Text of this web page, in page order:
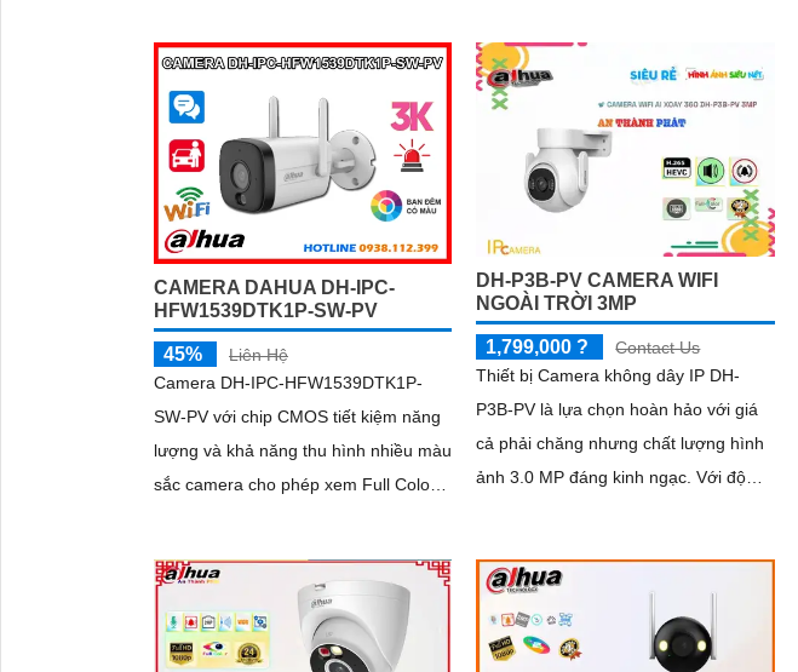
âm camera để giám sát và bảo vệ tài
sản của mình giá rẻ phù hợp cho mọi
gia đình.
CAMERA DAHUA DH-IPC-
HFW1539DTK1P-SW-PV
45%
Liên Hệ
Camera DH-IPC-HFW1539DTK1P-
SW-PV với chip CMOS tiết kiệm năng
lượng và khả năng thu hình nhiều màu
sắc camera cho phép xem Full Color
đàm thoại 2 chiều
DH-P3B-PV CAMERA WIFI
NGOÀI TRỜI 3MP
1,799,000 ?
Contact Us
Thiết bị Camera không dây IP DH-
P3B-PV là lựa chọn hoàn hảo với giá
cả phải chăng nhưng chất lượng hình
ảnh 3.0 MP đáng kinh ngạc. Với độ